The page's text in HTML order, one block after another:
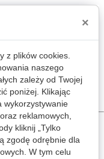
×
z plików cookies.
naszego
zależy od Twojej
poniżej. Klikając
wykorzystywanie
reklamowych,
kliknij „Tylko
zgodę odrębnie dla
W tym celu